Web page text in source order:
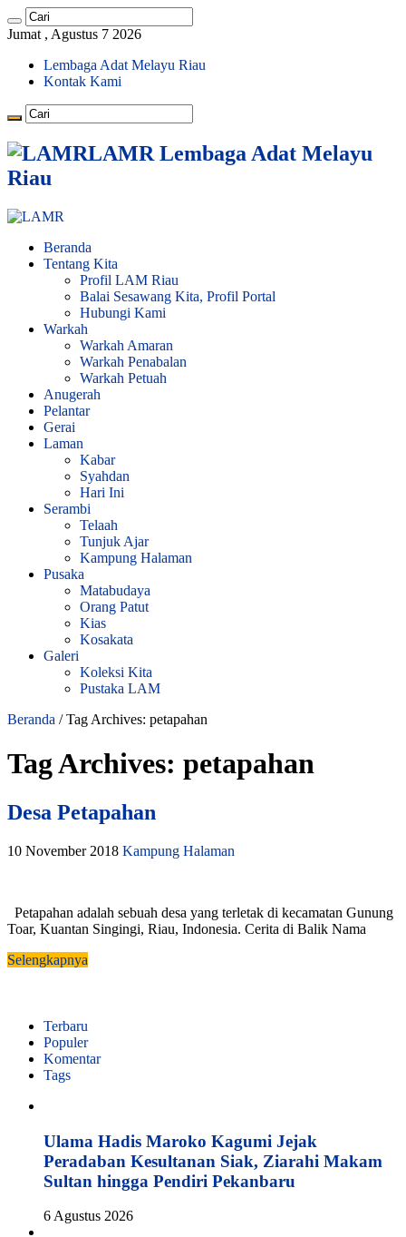
Jumat , Agustus 7 2026
Lembaga Adat Melayu Riau
Kontak Kami
LAMR Lembaga Adat Melayu
Riau
Beranda
Tentang Kita
Profil LAM Riau
Balai Sesawang Kita, Profil Portal
Hubungi Kami
Warkah
Warkah Amaran
Warkah Penabalan
Warkah Petuah
Anugerah
Pelantar
Gerai
Laman
Kabar
Syahdan
Hari Ini
Serambi
Telaah
Tunjuk Ajar
Kampung Halaman
Pusaka
Matabudaya
Orang Patut
Kias
Kosakata
Galeri
Koleksi Kita
Pustaka LAM
Beranda / Tag Archives: petapahan
Tag Archives: petapahan
Desa Petapahan
10 November 2018 Kampung Halaman
Petapahan adalah sebuah desa yang terletak di kecamatan Gunung
Toar, Kuantan Singingi, Riau, Indonesia. Cerita di Balik Nama
Selengkapnya
Terbaru
Populer
Komentar
Tags
Ulama Hadis Maroko Kagumi Jejak
Peradaban Kesultanan Siak, Ziarahi Makam
Sultan hingga Pendiri Pekanbaru
6 Agustus 2026